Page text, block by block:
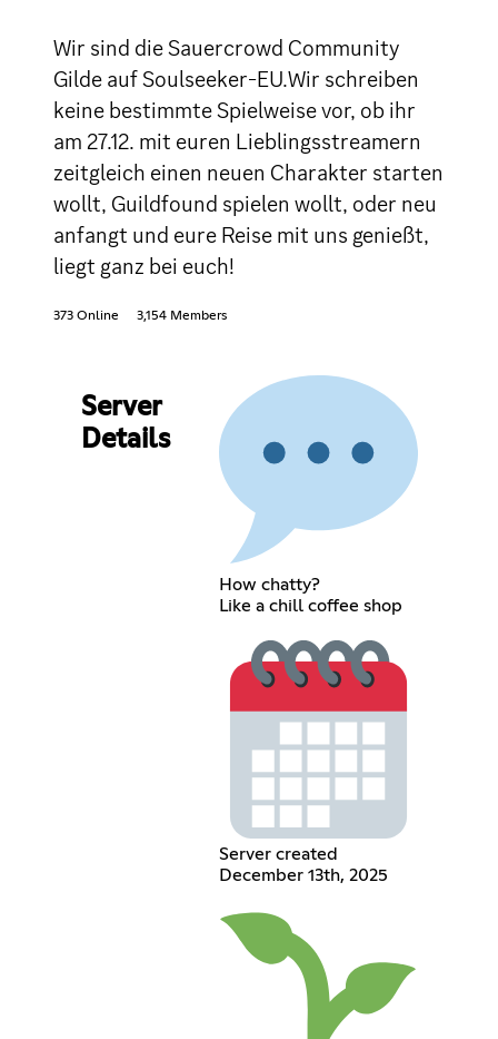
Wir sind die Sauercrowd Community
Gilde auf Soulseeker-EU.Wir schreiben
keine bestimmte Spielweise vor, ob ihr
am 27.12. mit euren Lieblingsstreamern
zeitgleich einen neuen Charakter starten
wollt, Guildfound spielen wollt, oder neu
anfangt und eure Reise mit uns genießt,
liegt ganz bei euch!
373 Online 3,154 Members
Server
Details
How chatty?
Like a chill coffee shop
Server created
December 13th, 2025